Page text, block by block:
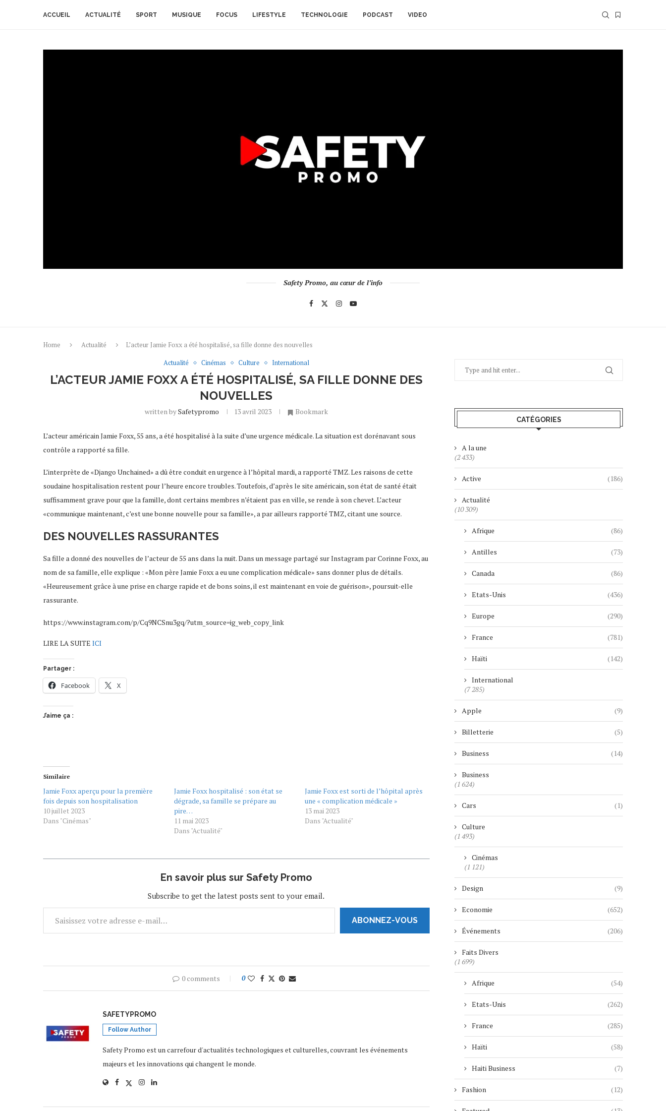
ACCUEIL ACTUALITÉ SPORT MUSIQUE FOCUS LIFESTYLE TECHNOLOGIE PODCAST VIDEO
Safety Promo, au cœur de l’info
Home Actualité
L’acteur Jamie Foxx a été hospitalisé, sa fille donne des nouvelles
Actualité
Cinémas Culture International
L’ACTEUR JAMIE FOXX A ÉTÉ HOSPITALISÉ, SA FILLE DONNE DES
NOUVELLES
written bySafetypromo 13 avril 2023 Bookmark
L’acteur américain Jamie Foxx, 55 ans, a été hospitalisé à la suite d’une urgence médicale. La situation est dorénavant sous
contrôle a rapporté sa fille.
L’interprète de «Django Unchained» a dû être conduit en urgence à l’hôpital mardi, a rapporté TMZ. Les raisons de cette
soudaine hospitalisation restent pour l’heure encore troubles. Toutefois, d’après le site américain, son état de santé était
suffisamment grave pour que la famille, dont certains membres n’étaient pas en ville, se rende à son chevet. L’acteur
«communique maintenant, c’est une bonne nouvelle pour sa famille», a par ailleurs rapporté TMZ, citant une source.
DES NOUVELLES RASSURANTES
Sa fille a donné des nouvelles de l’acteur de 55 ans dans la nuit. Dans un message partagé sur Instagram par Corinne Foxx, au
nom de sa famille, elle explique : «Mon père Jamie Foxx a eu une complication médicale» sans donner plus de détails.
«Heureusement grâce à une prise en charge rapide et de bons soins, il est maintenant en voie de guérison», poursuit-elle
rassurante.
https://www.instagram.com/p/Cq9NCSnu3gq/?utm_source=ig_web_copy_link
LIRE LA SUITE ICI
Partager :
Facebook X
J’aime ça :
Similaire
Jamie Foxx aperçu pour la première
fois depuis son hospitalisation
10 juillet 2023
Dans "Cinémas"
Jamie Foxx hospitalisé : son état se
dégrade, sa famille se prépare au
pire…
11 mai 2023
Dans "Actualité"
Jamie Foxx est sorti de l’hôpital après
une « complication médicale »
13 mai 2023
Dans "Actualité"
En savoir plus sur Safety Promo
Subscribe to get the latest posts sent to your email.
ABONNEZ-VOUS
0 comments 0
SAFETYPROMO
Follow Author
Safety Promo est un carrefour d'actualités technologiques et culturelles, couvrant les événements
majeurs et les innovations qui changent le monde.
CATÉGORIES
A la une
(2 433)
Active (186)
Actualité
(10 309)
Afrique (86)
Antilles (73)
Canada (86)
Etats-Unis (436)
Europe (290)
France (781)
Haïti (142)
International
(7 285)
Apple (9)
Billetterie (5)
Business (14)
Business
(1 624)
Cars (1)
Culture
(1 493)
Cinémas
(1 121)
Design (9)
Economie (652)
Événements (206)
Faits Divers
(1 699)
Afrique (54)
Etats-Unis (262)
France (285)
Haïti (58)
Haiti Business (7)
Fashion (12)